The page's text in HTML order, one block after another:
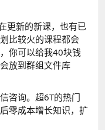
更新的新课，也有已
比较火的课程都会
你可以给我40块钱
放到群组文件库
咨询。超6T的热门
零成本增长知识，扩